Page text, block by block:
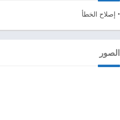
• إصلاح الخطأ
الصور